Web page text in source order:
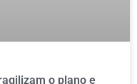
o plano e